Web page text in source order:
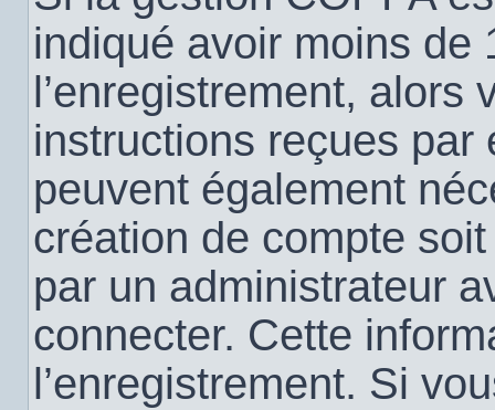
indiqué avoir moins de
l’enregistrement, alors
instructions reçues par
peuvent également
création de compte
par un administrateur
connecter. Cette
l’enregistrement. Si